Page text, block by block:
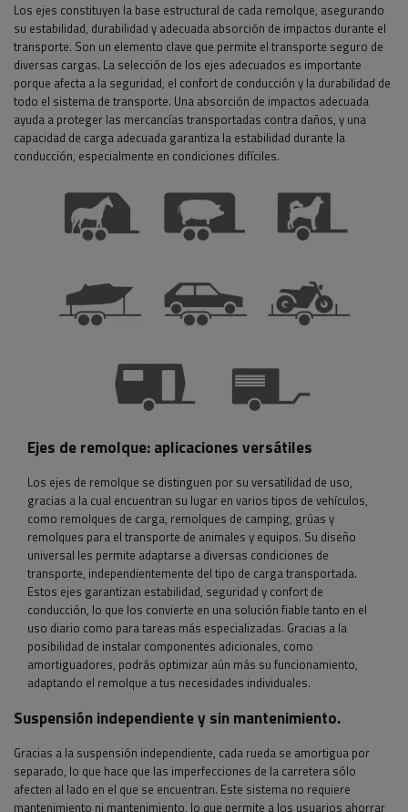
Los ejes constituyen la base estructural de cada remolque, asegurando
su estabilidad, durabilidad y adecuada absorción de impactos durante el
transporte. Son un elemento clave que permite el transporte seguro de
diversas cargas. La selección de los ejes adecuados es importante
porque afecta a la seguridad, el confort de conducción y la durabilidad de
todo el sistema de transporte. Una absorción de impactos adecuada
ayuda a proteger las mercancías transportadas contra daños, y una
capacidad de carga adecuada garantiza la estabilidad durante la
conducción, especialmente en condiciones difíciles.
Ejes de remolque: aplicaciones versátiles
Los ejes de remolque se distinguen por su versatilidad de uso,
gracias a la cual encuentran su lugar en varios tipos de vehículos,
como remolques de carga, remolques de camping, grúas y
remolques para el transporte de animales y equipos. Su diseño
universal les permite adaptarse a diversas condiciones de
transporte, independientemente del tipo de carga transportada.
Estos ejes garantizan estabilidad, seguridad y confort de
conducción, lo que los convierte en una solución fiable tanto en el
uso diario como para tareas más especializadas. Gracias a la
posibilidad de instalar componentes adicionales, como
amortiguadores, podrás optimizar aún más su funcionamiento,
adaptando el remolque a tus necesidades individuales.
Suspensión independiente y sin mantenimiento.
Gracias a la suspensión independiente, cada rueda se amortigua por
separado, lo que hace que las imperfecciones de la carretera sólo
afecten al lado en el que se encuentran. Este sistema no requiere
mantenimiento ni mantenimiento, lo que permite a los usuarios ahorrar